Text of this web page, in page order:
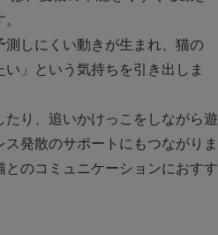
測しにくい動きが生まれ、猫の
い」という気持ちを引き出しま
り、追いかけっこをしながら遊
発散のサポートにもつながりま
のコミュニケーションにおすす